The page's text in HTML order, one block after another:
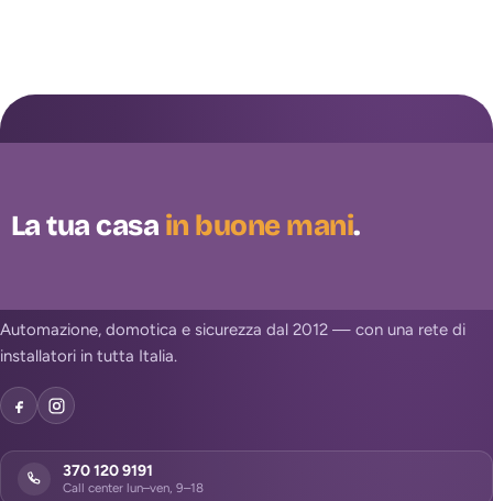
La tua casa in buone mani.
Automazione, domotica e sicurezza dal 2012 — con una rete di
installatori in tutta Italia.
370 120 9191
Call center lun–ven, 9–18